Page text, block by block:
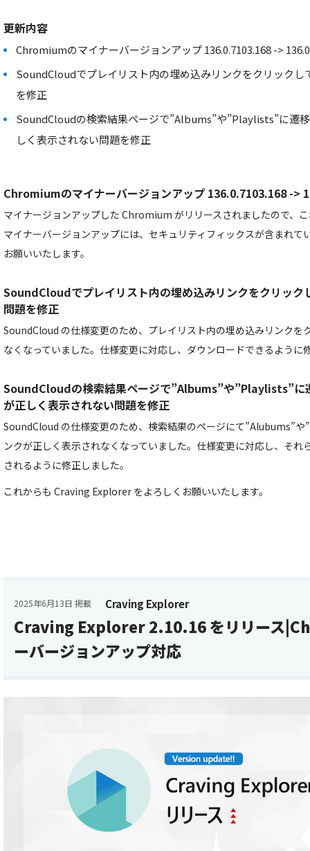
更新内容
Chromiumのマイナーバージョンアップ 136.0.7103.168 ->
SoundCloudでプレイリスト内の埋め込みリンクをクリックし
を修正
SoundCloudの検索結果ページで”Albums”や”Playlists”に遷
しく表示されない問題を修正
Chromiumのマイナーバージョンアップ 136.0.7103.168 ->
マイナージョンアップした Chromium がリリースされましたので、
マイナーバージョンアップには、セキュリティフィックスが含まれて
お願いいたします。
SoundCloudでプレイリスト内の埋め込みリンクをクリック
問題を修正
SoundCloud の仕様変更のため、プレイリスト内の埋め込みリンクを
なくなっていました。仕様変更に対応し、ダウンロードできるように
SoundCloudの検索結果ページで”Albums”や”Playlists”に
が正しく表示されない問題を修正
SoundCloud の仕様変更のため、検索結果のページにて”Alubums”
ンクが正しく表示されなくなっていました。仕様変更に対応し、それ
されるように修正しました。
これからも Craving Explorer をよろしくお願いいたします。
Craving Explorer
2025年6月13日 掲載
Craving Explorer 2.10.16 をリリース
ーバージョンアップ対応